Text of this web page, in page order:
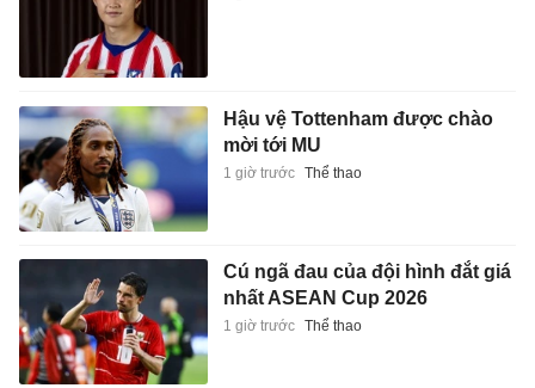
Hậu vệ Tottenham được chào
mời tới MU
1 giờ trước Thể thao
Cú ngã đau của đội hình đắt giá
nhất ASEAN Cup 2026
1 giờ trước Thể thao